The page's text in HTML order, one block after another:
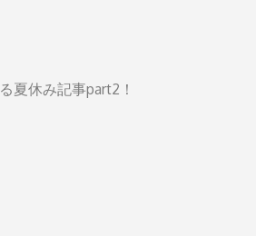
夏休み記事part2！